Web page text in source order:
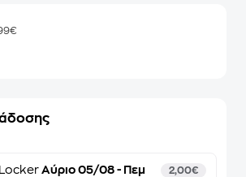
Αύριο 05/08 - Πεμ
2,00€